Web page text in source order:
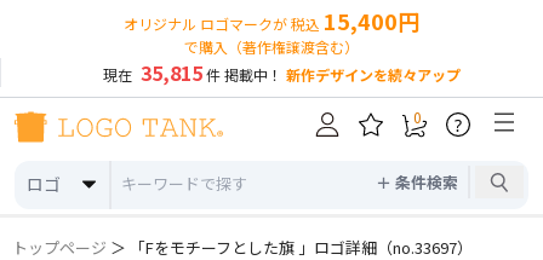
オリジナル ロゴマークが 税込 15,400円
で購入（著作権譲渡含む）
現在 35,815件 掲載中！ 新作デザインを続々アップ
ロゴ ＋ 条件検索
0 ?
トップページ ＞ 「Fをモチーフとした旗 」ロゴ詳細（no.33697）